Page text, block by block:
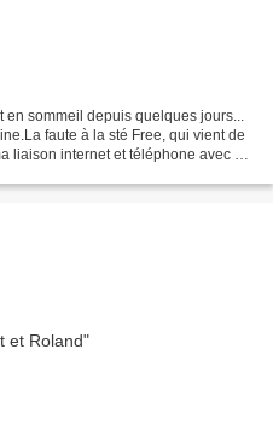
en sommeil depuis quelques jours...
faute à la sté Free, qui vient de
liaison internet et téléphone avec ce